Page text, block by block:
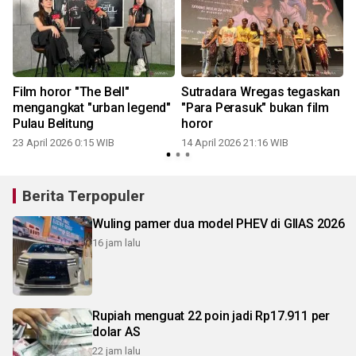
Film horor "The Bell"
mengangkat "urban legend"
Pulau Belitung
23 April 2026 0:15 WIB
Sutradara Wregas tegaskan
"Para Perasuk" bukan film
horor
14 April 2026 21:16 WIB
Berita Terpopuler
Wuling pamer dua model PHEV di GIIAS 2026
16 jam lalu
Rupiah menguat 22 poin jadi Rp17.911 per
dolar AS
22 jam lalu